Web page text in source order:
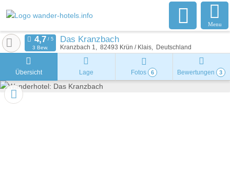
Menu
Das Kranzbach
Kranzbach 1 82493 Krün / Klais Deutschland
3 Bew.
Übersicht Lage Fotos 6 Bewertungen 3